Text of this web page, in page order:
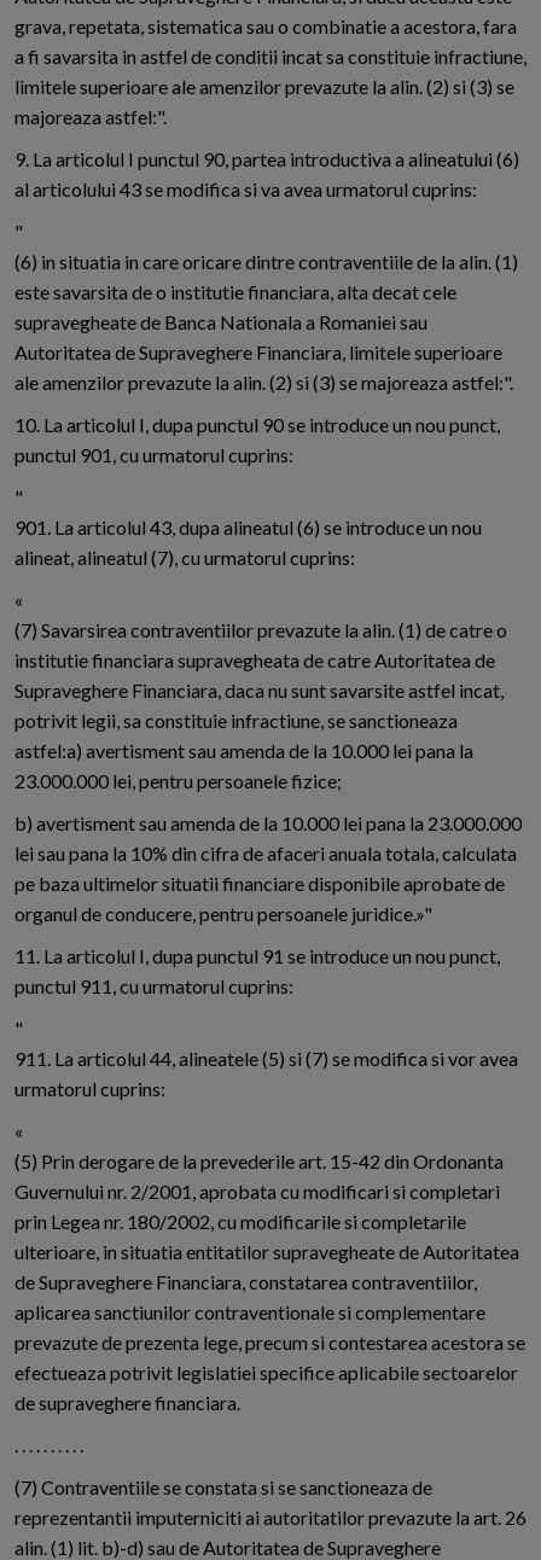
grava, repetata, sistematica sau o combinatie a acestora, fara
a fi savarsita in astfel de conditii incat sa constituie infractiune,
limitele superioare ale amenzilor prevazute la alin. (2) si (3) se
majoreaza astfel:".
9. La articolul I punctul 90, partea introductiva a alineatului (6)
al articolului 43 se modifica si va avea urmatorul cuprins:
"
(6) in situatia in care oricare dintre contraventiile de la alin. (1)
este savarsita de o institutie financiara, alta decat cele
supravegheate de Banca Nationala a Romaniei sau
Autoritatea de Supraveghere Financiara, limitele superioare
ale amenzilor prevazute la alin. (2) si (3) se majoreaza astfel:".
10. La articolul I, dupa punctul 90 se introduce un nou punct,
punctul 901, cu urmatorul cuprins:
"
901. La articolul 43, dupa alineatul (6) se introduce un nou
alineat, alineatul (7), cu urmatorul cuprins:
«
(7) Savarsirea contraventiilor prevazute la alin. (1) de catre o
institutie financiara supravegheata de catre Autoritatea de
Supraveghere Financiara, daca nu sunt savarsite astfel incat,
potrivit legii, sa constituie infractiune, se sanctioneaza
astfel:a) avertisment sau amenda de la 10.000 lei pana la
23.000.000 lei, pentru persoanele fizice;
b) avertisment sau amenda de la 10.000 lei pana la 23.000.000
lei sau pana la 10% din cifra de afaceri anuala totala, calculata
pe baza ultimelor situatii financiare disponibile aprobate de
organul de conducere, pentru persoanele juridice.»"
11. La articolul I, dupa punctul 91 se introduce un nou punct,
punctul 911, cu urmatorul cuprins:
"
911. La articolul 44, alineatele (5) si (7) se modifica si vor avea
urmatorul cuprins:
«
(5) Prin derogare de la prevederile art. 15-42 din Ordonanta
Guvernului nr. 2/2001, aprobata cu modificari si completari
prin Legea nr. 180/2002, cu modificarile si completarile
ulterioare, in situatia entitatilor supravegheate de Autoritatea
de Supraveghere Financiara, constatarea contraventiilor,
aplicarea sanctiunilor contraventionale si complementare
prevazute de prezenta lege, precum si contestarea acestora se
efectueaza potrivit legislatiei specifice aplicabile sectoarelor
de supraveghere financiara.
. . . . . . . . . .
(7) Contraventiile se constata si se sanctioneaza de
reprezentantii imputerniciti ai autoritatilor prevazute la art. 26
alin. (1) lit. b)-d) sau de Autoritatea de Supraveghere